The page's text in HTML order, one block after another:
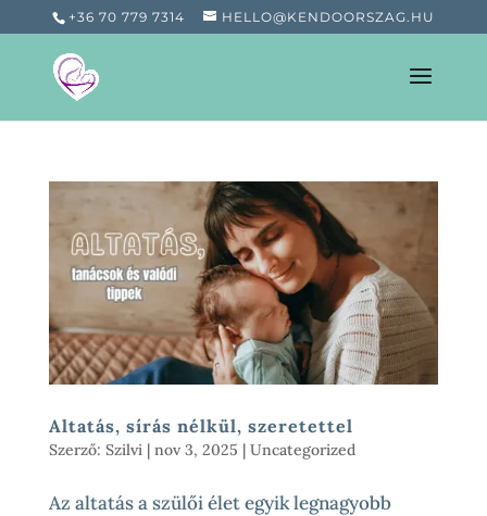
+36 70 779 7314 HELLO@KENDOORSZAG.HU
Altatás, sírás nélkül, szeretettel
Szerző: Szilvi| nov 3, 2025 | Uncategorized
Az altatás a szülői élet egyik legnagyobb